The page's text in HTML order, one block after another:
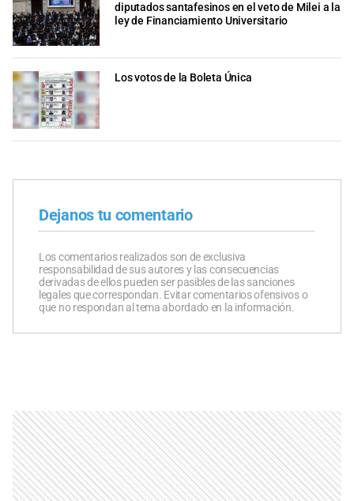
diputados santafesinos en el veto de Milei a la
ley de Financiamiento Universitario
Los votos de la Boleta Única
Dejanos tu comentario
Los comentarios realizados son de exclusiva
responsabilidad de sus autores y las consecuencias
derivadas de ellos pueden ser pasibles de las sanciones
legales que correspondan. Evitar comentarios ofensivos o
que no respondan al tema abordado en la información.